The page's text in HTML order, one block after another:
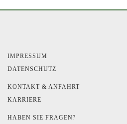
IMPRESSUM
DATENSCHUTZ
KONTAKT & ANFAHRT
KARRIERE
HABEN SIE FRAGEN?